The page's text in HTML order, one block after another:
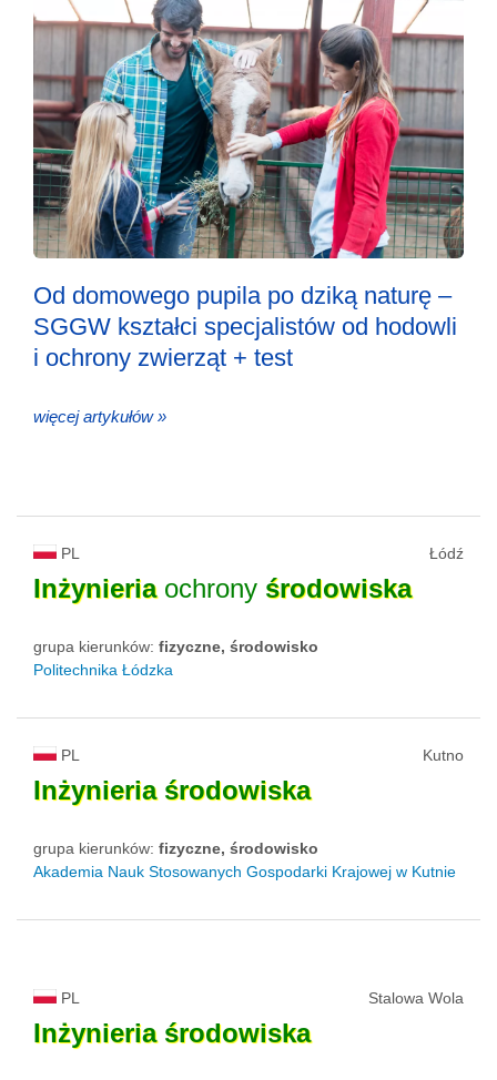
Od domowego pupila po dziką naturę –
SGGW kształci specjalistów od hodowli
i ochrony zwierząt + test
więcej artykułów »
PL Łódź
Inżynieriaochrony środowiska
grupa kierunków: fizyczne, środowisko
Politechnika Łódzka
PL Kutno
Inżynieria środowiska
grupa kierunków: fizyczne, środowisko
Akademia Nauk Stosowanych Gospodarki Krajowej w Kutnie
PL Stalowa Wola
Inżynieria środowiska